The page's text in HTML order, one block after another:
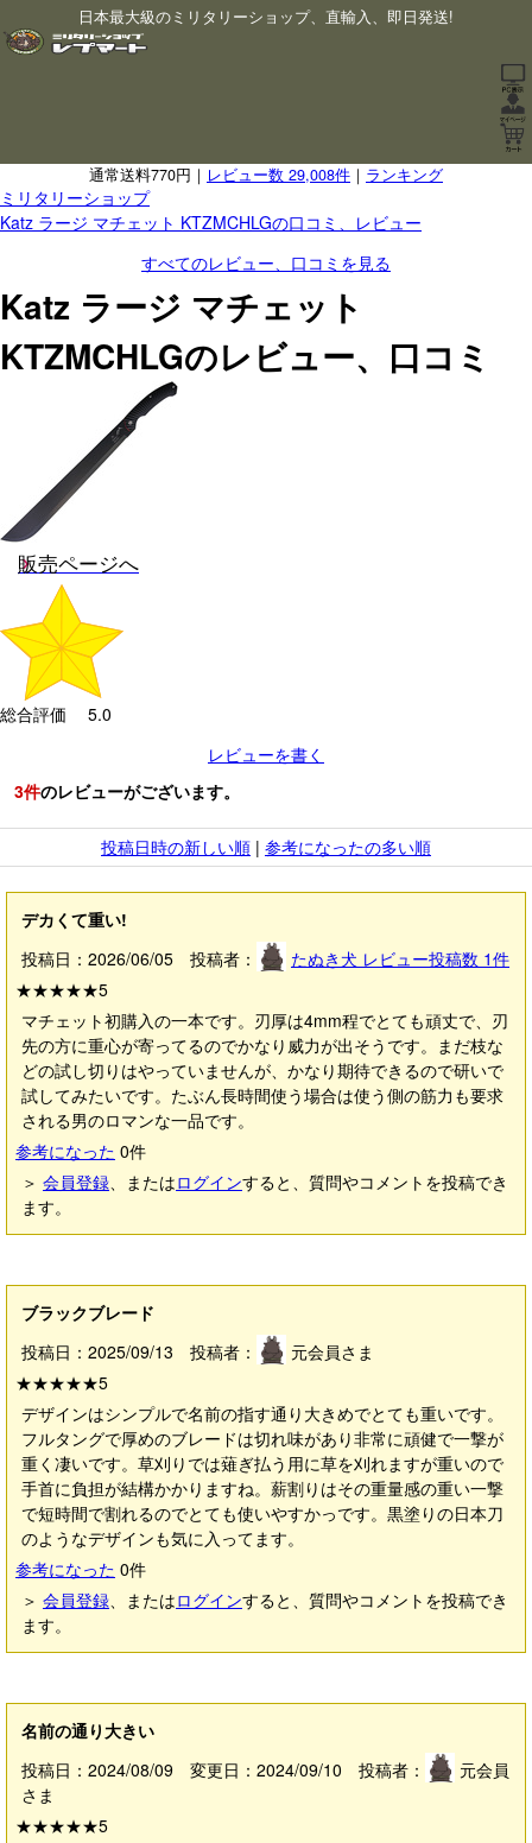
日本最大級のミリタリーショップ、直輸入、即日発送!
通常送料770円｜ レビュー数 29,008件 ｜ ランキング
ミリタリーショップ
Katz ラージ マチェット KTZMCHLGの口コミ、レビュー
すべてのレビュー、口コミを見る
Katz ラージ マチェット
KTZMCHLGのレビュー、口コミ
販売ページへ
総合評価 5.0
レビューを書く
3件のレビューがございます。
投稿日時の新しい順 | 参考になったの多い順
デカくて重い!
投稿日：2026/06/05 投稿者：
たぬき犬 レビュー投稿数 1件
★★★★★5
マチェット初購入の一本です。刃厚は4mm程でとても頑丈で、刃
先の方に重心が寄ってるのでかなり威力が出そうです。まだ枝な
どの試し切りはやっていませんが、かなり期待できるので研いで
試してみたいです。たぶん長時間使う場合は使う側の筋力も要求
される男のロマンな一品です。
参考になった 0件
＞ 会員登録、またはログインすると、質問やコメントを投稿でき
ます。
ブラックブレード
投稿日：2025/09/13 投稿者：
元会員さま
★★★★★5
デザインはシンプルで名前の指す通り大きめでとても重いです。
フルタングで厚めのブレードは切れ味があり非常に頑健で一撃が
重く凄いです。草刈りでは薙ぎ払う用に草を刈れますが重いので
手首に負担が結構かかりますね。薪割りはその重量感の重い一撃
で短時間で割れるのでとても使いやすかっです。黒塗りの日本刀
のようなデザインも気に入ってます。
参考になった 0件
＞ 会員登録、またはログインすると、質問やコメントを投稿でき
ます。
名前の通り大きい
投稿日：2024/08/09 変更日：2024/09/10 投稿者：
元会員
さま
★★★★★5